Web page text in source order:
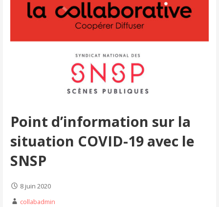
Point d’information sur la
situation COVID-19 avec le
SNSP
8 juin 2020
collabadmin